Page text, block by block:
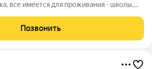
все имеется для проживания - школы,
сделан дизайнерский ремонт. Один
Позвонить